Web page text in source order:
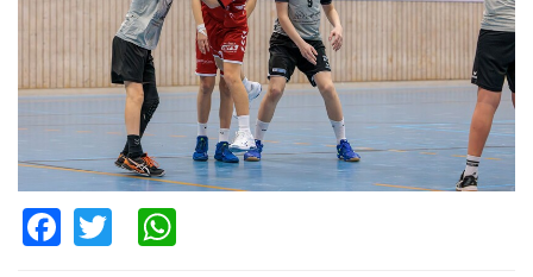
Facebook
Twitter